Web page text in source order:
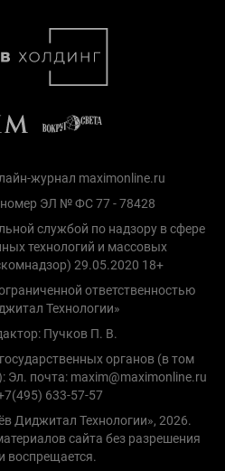
журнал maximonline.ru
ЭЛ № ФС 77 - 78428
службой по надзору в сфере
технологий и массовых
29.05.2020 18+
ответственностью
Технологии»
Пучков П. В.
органов (в том
Эл. почта: maxim@maximonline.ru
633-57-57
Диджитал Технологии», 2026.
сайта без разрешения
воспрещается.